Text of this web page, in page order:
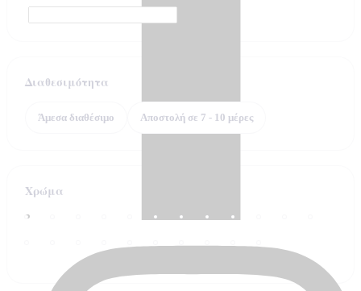
Διαθεσιμότητα
Άμεσα διαθέσιμο Αποστολή σε 7 - 10 μέρες
Χρώμα